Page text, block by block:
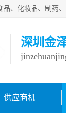
深圳金
供应商机